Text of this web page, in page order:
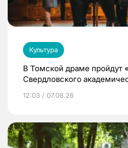
Культура
В Томской драме пройдут
Свердловского
12:03 / 07.08.26